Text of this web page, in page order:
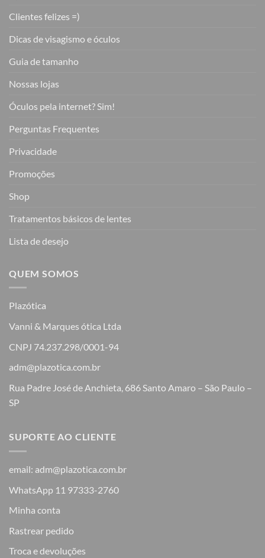
Clientes felizes =)
Dicas de visagismo e óculos
Guia de tamanho
Nossas lojas
Óculos pela internet? Sim!
Perguntas Frequentes
Privacidade
Promoções
Shop
Tratamentos básicos de lentes
Lista de desejo
QUEM SOMOS
Plazótica
Vanni & Marques ótica Ltda
CNPJ 74.237.298/0001-94
adm@plazotica.com.br
Rua Padre José de Anchieta, 686 Santo Amaro – São Paulo –
SP
SUPORTE AO CLIENTE
email: adm@plazotica.com.br
WhatsApp 11 97333-2760
Minha conta
Rastrear pedido
Troca e devoluções